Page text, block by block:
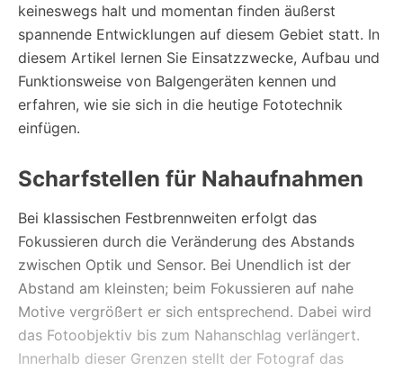
keineswegs halt und momentan finden äußerst
spannende Entwicklungen auf diesem Gebiet statt. In
diesem Artikel lernen Sie Einsatzzwecke, Aufbau und
Funktionsweise von Balgengeräten kennen und
erfahren, wie sie sich in die heutige Fototechnik
einfügen.
Scharfstellen für Nahaufnahmen
Bei klassischen Festbrennweiten erfolgt das
Fokussieren durch die Veränderung des Abstands
zwischen Optik und Sensor. Bei Unendlich ist der
Abstand am kleinsten; beim Fokussieren auf nahe
Motive vergrößert er sich entsprechend. Dabei wird
das Fotoobjektiv bis zum Nahanschlag verlängert.
Innerhalb dieser Grenzen stellt der Fotograf das